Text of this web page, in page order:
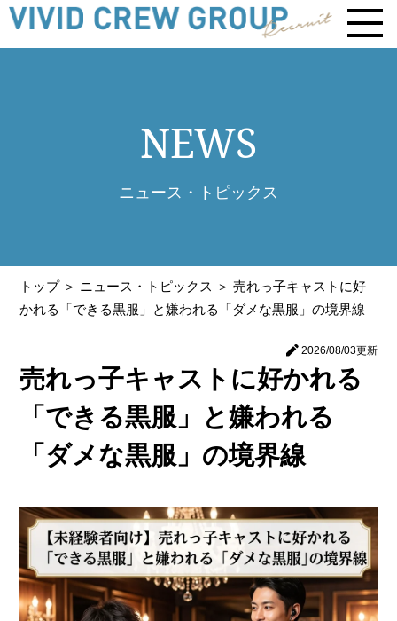
NEWS
ニュース・トピックス
トップ＞ ニュース・トピックス ＞売れっ子キャストに好
かれる「できる黒服」と嫌われる「ダメな黒服」の境界線
2026/08/03更新
売れっ子キャストに好かれる
「できる黒服」と嫌われる
「ダメな黒服」の境界線